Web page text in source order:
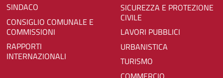
SINDACO
CONSIGLIO COMUNALE E
COMMISSIONI
RAPPORTI
INTERNAZIONALI
SICUREZZA E PROTEZIONE
CIVILE
LAVORI PUBBLICI
URBANISTICA
TURISMO